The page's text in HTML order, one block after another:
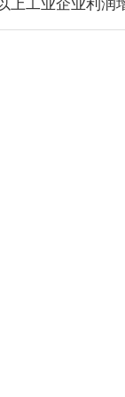
上工业企业利润